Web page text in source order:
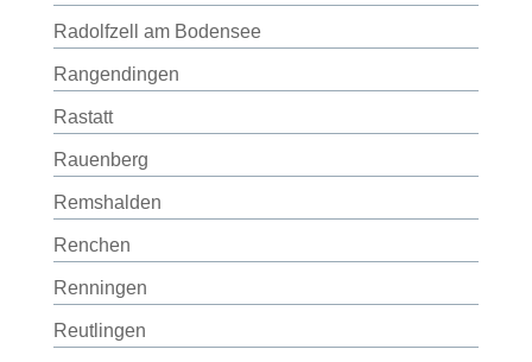
Radolfzell am Bodensee
Rangendingen
Rastatt
Rauenberg
Remshalden
Renchen
Renningen
Reutlingen